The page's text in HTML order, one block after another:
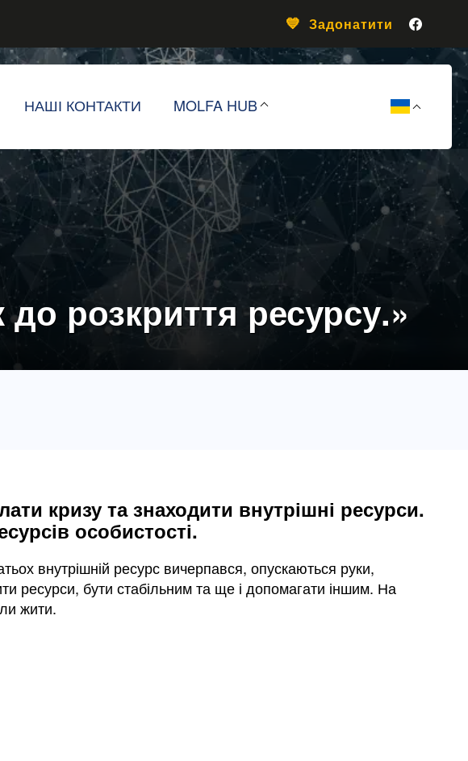
Задонатити
НАШІ КОНТАКТИ MOLFA HUB
розкриття ресурсу.»
кризу та знаходити внутрішні ресурси.
особистості.
внутрішній ресурс вичерпався, опускаються руки,
ресурси, бути стабільним та ще і допомагати іншим. На
жити.